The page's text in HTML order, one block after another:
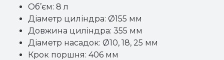
Об’єм: 8 л
Діаметр циліндра: Ø155 мм
Довжина циліндра: 355 мм
Діаметр насадок: Ø10, 18, 25 мм
Крок поршня: 406 мм